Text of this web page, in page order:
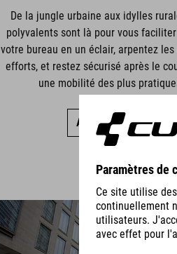
De la jungle urbaine aux idylles
polyvalents sont là pour vous
votre bureau en un éclair, arpentez
efforts, et restez sécurisé après le
une mobilité des plus
AFFICHER TOUS LES